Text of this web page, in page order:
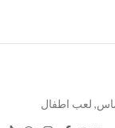
, لعب اطفال